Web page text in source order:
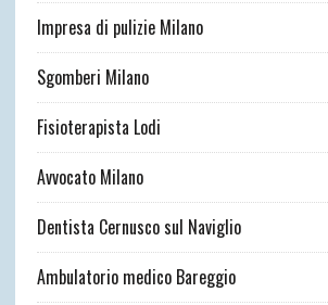
Impresa di pulizie Milano
Sgomberi Milano
Fisioterapista Lodi
Avvocato Milano
Dentista Cernusco sul Naviglio
Ambulatorio medico Bareggio